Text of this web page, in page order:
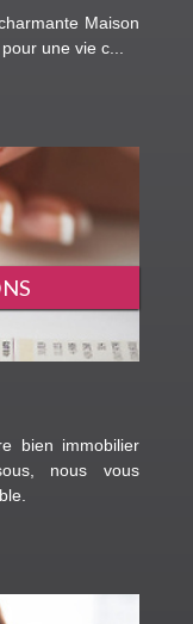
de la Mairie
de type 3
bien immobilier
nous vous